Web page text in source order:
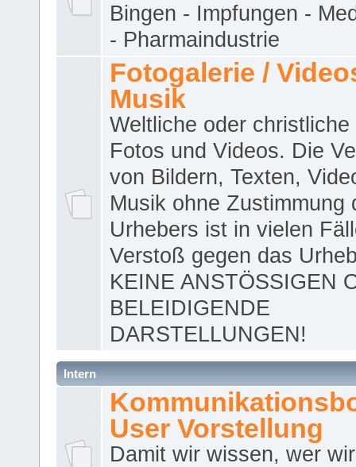
Bingen - Impfungen -
- Pharmaindustrie
Fotogalerie /
Musik
Weltliche oder christliche
Fotos und Videos. Die
von Bildern, Texten,
Musik ohne Zustimmung
Urhebers ist in vielen
Verstoß gegen das
KEINE ANSTÖSSIGEN
BELEIDIGENDE
DARSTELLUNGEN!
Intern
User Vorstellung
Damit wir wissen, wer